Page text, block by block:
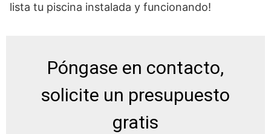
lista tu piscina instalada y funcionando!
Póngase en contacto,
solicite un presupuesto
gratis